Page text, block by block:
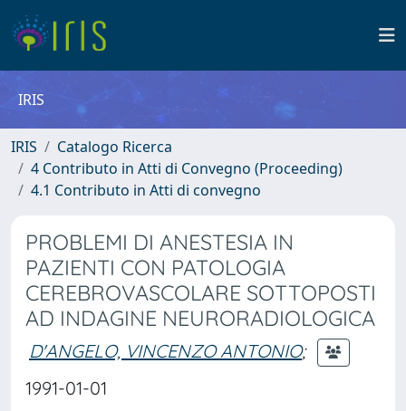
IRIS
IRIS
Catalogo Ricerca
4 Contributo in Atti di Convegno (Proceeding)
4.1 Contributo in Atti di convegno
PROBLEMI DI ANESTESIA IN
PAZIENTI CON PATOLOGIA
CEREBROVASCOLARE SOTTOPOSTI
AD INDAGINE NEURORADIOLOGICA
D'ANGELO, VINCENZO ANTONIO;
1991-01-01